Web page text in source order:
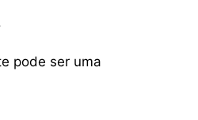
pode ser uma